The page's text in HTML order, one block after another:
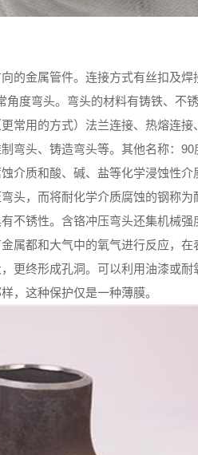
的金属管件。连接方式有丝扣及
度弯头。弯头的材料有铸铁、不
常用的方式）法兰连接、热熔连
弯头、铸造弯头等。其他名称：
介质和酸、碱、盐等化学浸蚀性
头，而将耐化学介质腐蚀的钢称
不锈性。含铬冲压弯头还集机械
属都和大气中的氧气进行反应，
更终形成孔洞。可以利用油漆或
，这种保护仅是一种薄膜。